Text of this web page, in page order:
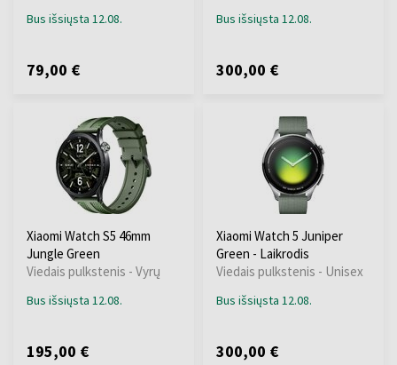
Bus išsiųsta 12.08.
79,00 €
Bus išsiųsta 12.08.
300,00 €
Xiaomi Watch S5 46mm
Jungle Green
Viedais pulkstenis - Vyrų
Bus išsiųsta 12.08.
195,00 €
Xiaomi Watch 5 Juniper
Green - Laikrodis
Viedais pulkstenis - Unisex
Bus išsiųsta 12.08.
300,00 €